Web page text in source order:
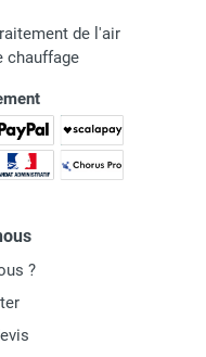
de l'air
chauffage
?